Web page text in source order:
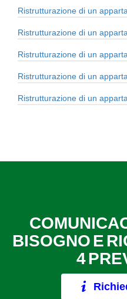
Ristrutturazione di un
Ristrutturazione di un
Ristrutturazione di un
Ristrutturazione di un
Ristrutturazione di un
BISOGNO E
4